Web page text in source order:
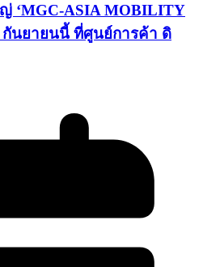
ญ่ ‘MGC-ASIA MOBILITY
กันยายนนี้ ที่ศูนย์การค้า ดิ